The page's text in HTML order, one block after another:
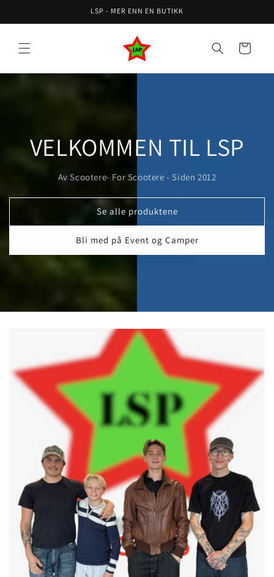
LSP - MER ENN EN BUTIKK
Cart
VELKOMMEN TIL LSP
Av Scootere- For Scootere - Siden 2012
Se alle produktene
Bli med på Event og Camper